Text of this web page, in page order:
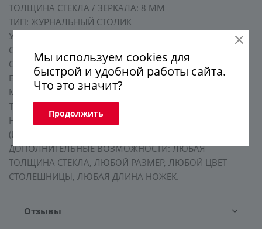
ТОЛЩИНА СТЕКЛА / ЗЕРКАЛА: 8 ММ
ТИП: ЖУРНАЛЬНЫЙ СТОЛИК
УПАКОВКА: ТВЕРДАЯ КАРТОННАЯ КОРОБКА (3-Х
СЛОЙНЫЙ ГОФРОКАРТОН Т23)
ОБРАБОТКА КРАЯ: ПОЛИРОВАННАЯ КРОМКА -
ЕВРОКРОМКА
МАТЕРИАЛ: СТЕКЛО БРОНЗА, ЗАКАЛЕННОЕ -
ТРАВМОБЕЗОПАСНОЕ
НОЖКИ: ХРОМИРОВАННАЯ ТРУБА ДИАМ.50 ММ
(ИТАЛИЯ)
ДОПОЛНИТЕЛЬНЫЕ ВОЗМОЖНОСТИ: ЛЮБАЯ
ТОЛЩИНА СТЕКЛА, ЛЮБОЙ РАЗМЕР, ЛЮБОЙ ЦВЕТ
СТОЛЕШНИЦЫ, ЛЮБАЯ ДЛИНА НОЖЕК.
Отзывы
Мы используем cookies для
быстрой и удобной работы сайта.
Что это значит?
Продолжить